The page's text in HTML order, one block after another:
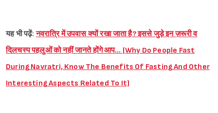
यह भी पढ़ें:नवरात्रि में उपवास क्यों रखा जाता है? इससे जुड़े इन ज़रूरी व
दिलचस्प पहलुओं को नहीं जानते होंगे आप… (Why Do People Fast
During Navratri, Know The Benefits Of Fasting And Other
Interesting Aspects Related To It)